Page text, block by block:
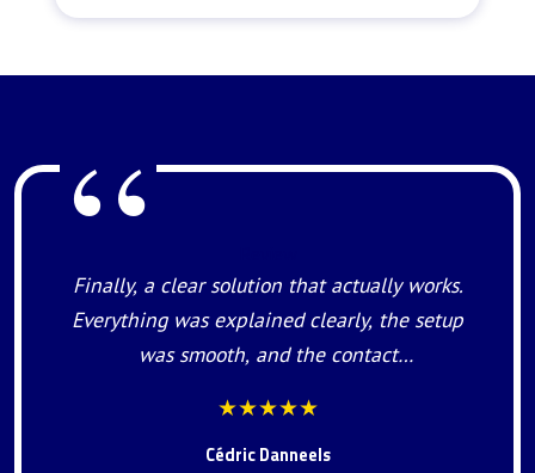
Finally, a clear solution that actually works.
Everything was explained clearly, the setup
was smooth, and the contact
works perfectly now. Exactly what our
organization needed. Very satisfied and
★★★★★
Cédric Danneels